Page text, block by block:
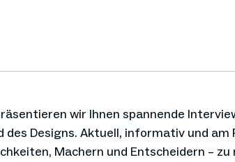
wir Ihnen spannende
Designs. Aktuell, informativ und am
Machern und Entscheidern –